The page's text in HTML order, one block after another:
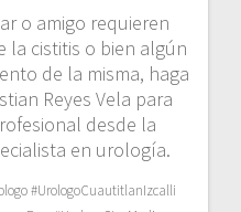
o amigo requieren
la cistitis o bien algún
de la misma, haga
Reyes Vela para
desde la
en urología.
#UrologoCuautitlanIzcalli